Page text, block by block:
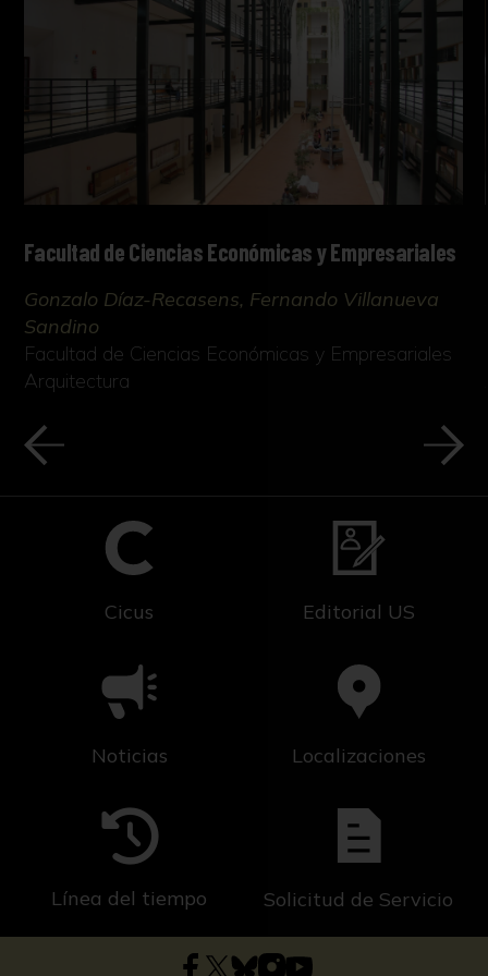
que se interrumpen en las linternas de la
fachada, a través de las cuales se incorpora la
luz cenital.
Facultad de Ciencias Económicas y Empresariales
Gonzalo Díaz-Recasens, Fernando Villanueva
Sandino
Facultad de Ciencias Económicas y Empresariales
Arquitectura
Cicus Editorial US
Noticias Localizaciones
Línea del tiempo Solicitud de Servicio